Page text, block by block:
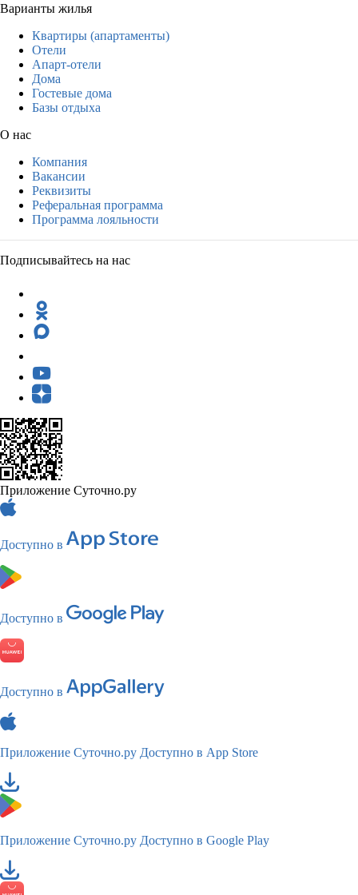
Варианты жилья
Квартиры (апартаменты)
Отели
Апарт-отели
Дома
Гостевые дома
Базы отдыха
О нас
Компания
Вакансии
Реквизиты
Реферальная программа
Программа лояльности
Подписывайтесь на нас
Приложение Суточно.ру
Доступно в
Доступно в
Доступно в
Приложение Суточно.ру Доступно в App Store
Приложение Суточно.ру Доступно в Google Play